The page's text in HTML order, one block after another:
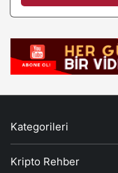
Kategorileri
Kripto Rehber